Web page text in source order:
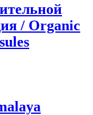
/ Organic